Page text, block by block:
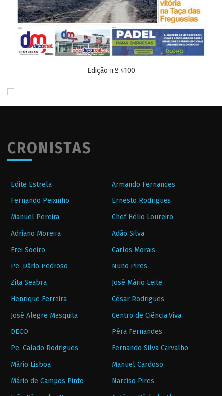
Edição n.º 4100
CRONISTAS
Edite Estrela
Armando Fernandes
Fernando Peixinho
Ernesto Rodrigues
Manuel Pereira
Chef Hélio Loureiro
Adriano Moreira
Adão Silva
Frei Soeiro
Carlos Morais
Pe. Dário Pedroso
Nuno Pires
Zita Seabra
José Mário Leite
Henrique Ferreira
César Rodrigues
José Alegre Mesquita
Centro de Ciência Viva
DECO
Pêra Fernandes
Pe. Calado Rodrigues
Fernando Silva Carvalho
Mário Lisboa
Manuel Cardoso
Mário de Campos Pinto
Narciso Pires